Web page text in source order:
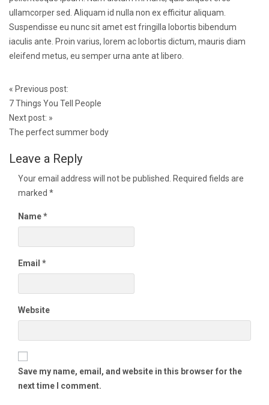
ullamcorper sed. Aliquam id nulla non ex efficitur aliquam.
Suspendisse eu nunc sit amet est fringilla lobortis bibendum
iaculis ante. Proin varius, lorem ac lobortis dictum, mauris diam
eleifend metus, eu semper urna ante at libero.
Post
navigation
« Previous post:
7 Things You Tell People
Next post: »
The perfect summer body
Leave a Reply
Your email address will not be published.
Required fields are
marked *
Name*
Email *
Website
Save my name, email, and website in this browser for the
next time I comment.